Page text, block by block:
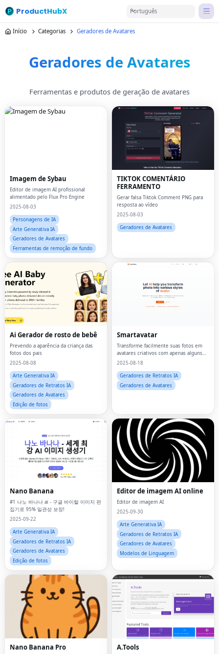
ProductHubX Português
Início Categorias Geradores de Avatares
Geradores de Avatares
Ferramentas e produtos de geração de avatares
Imagem de Sybau
Editor de imagem AI profissional
alimentado pelo Flux Pro Engine
2025-08-03
Personagens de IA
Arte Generativa IA
Geradores de Avatares
Ferramentas de remoção de fundo
TIKTOK COMENTÁRIO
FERRAMENTO
Gerar falsa Tiktok Comment PNG para
resposta ao vídeo
2025-08-03
Geradores de Avatares
Ai Gerador de rosto de bebê
Prevendo a aparência da criança das
fotos dos pais
2025-08-08
Arte Generativa IA
Geradores de Retratos IA
Geradores de Avatares
Edição de fotos
Smartavatar
Transforme facilmente suas fotos em
avatares criativos com apenas alguns
cliques.
2025-08-18
Geradores de Retratos IA
Geradores de Avatares
Nano Banana
#1 나노 바나나 ai - 구글 바이럴 이미지 편
집기로 95% 일관성 보장!
2025-09-22
Arte Generativa IA
Geradores de Retratos IA
Geradores de Avatares
Edição de fotos
Editor de imagem AI online
Editor de imagem AI
2025-09-30
Arte Generativa IA
Geradores de Retratos IA
Geradores de Avatares
Modelos de Linguagem
Nano Banana Pro A.Tools